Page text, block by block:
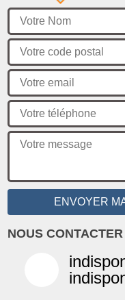
NOUS CONTACTER